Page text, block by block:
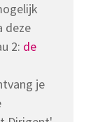
deze
2: de
je